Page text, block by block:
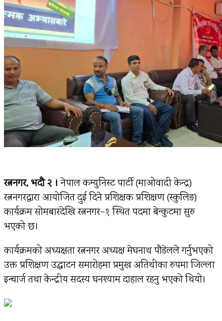
रत्ननगर, भदौ २ ।नेपाल कम्युनिस्ट पार्टी (माओवादी केन्द्र)
रत्ननगरद्वारा आयोजित दुई दिने प्रशिक्षक प्रशिक्षण (स्कुलिङ)
कार्यक्रम सोमबारदेखि रत्ननगर–१ स्थित पदमा बेन्कुटमा सुरु
भएको छ।
कार्यक्रमको अध्यक्षता रत्ननगर अध्यक्ष मेघनाथ पौडेलले गर्नुभएको
उक्त प्रशिक्षण उद्घाटन समारोहमा प्रमुख अतिथीका रुपमा जिल्ला
इन्चार्ज तथा केन्द्रीय सदस्य घनश्याम दाहाल रहनु भएको थियो।